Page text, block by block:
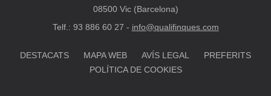
08500 Vic (Barcelona)
Telf.: 93 886 60 27 - info@qualifinques.com
DESTACATS MAPA WEB AVÍS LEGAL
PREFERITS
POLÍTICA DE COOKIES